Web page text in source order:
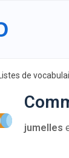
Listes de
jumelles